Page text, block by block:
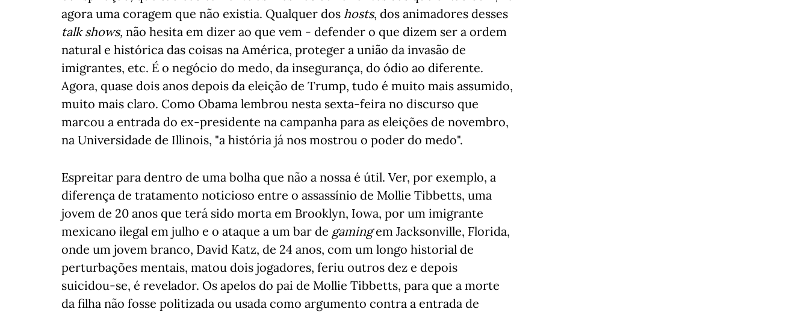
agora uma coragem que não existia. Qualquer dos hosts, dos animadores desses
talk shows, não hesita em dizer ao que vem - defender o que dizem ser a ordem
natural e histórica das coisas na América, proteger a união da invasão de
imigrantes, etc. É o negócio do medo, da insegurança, do ódio ao diferente.
Agora, quase dois anos depois da eleição de Trump, tudo é muito mais assumido,
muito mais claro. Como Obama lembrou nesta sexta-feira no discurso que
marcou a entrada do ex-presidente na campanha para as eleições de novembro,
na Universidade de Illinois, "a história já nos mostrou o poder do medo".
Espreitar para dentro de uma bolha que não a nossa é útil. Ver, por exemplo, a
diferença de tratamento noticioso entre o assassínio de Mollie Tibbetts, uma
jovem de 20 anos que terá sido morta em Brooklyn, Iowa, por um imigrante
mexicano ilegal em julho e o ataque a um bar de gamingem Jacksonville, Florida,
onde um jovem branco, David Katz, de 24 anos, com um longo historial de
perturbações mentais, matou dois jogadores, feriu outros dez e depois
suicidou-se, é revelador. Os apelos do pai de Mollie Tibbetts, para que a morte
da filha não fosse politizada ou usada como argumento contra a entrada de